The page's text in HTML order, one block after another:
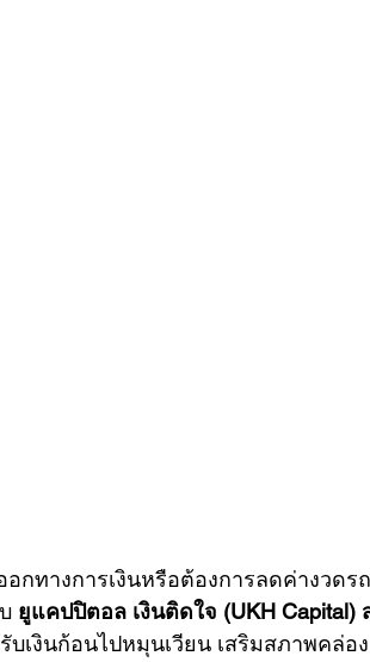
ลังมองหาทางออกทางการเงินหรือต้องการลดค่
ยูแคปปิตอล เงินติดใจ (UKH Capital)
เงินก้อนไปหมุนเวียน เสริมสภาพคล่